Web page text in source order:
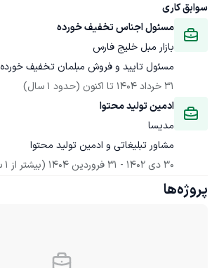
سوابق کاری
مسئول اجناس تخفیف خورده
بازار مبل خلیج فارس
مسئول تایید و فروش مبلمان تخفیف خورده
31 خرداد 1404
تا اکنون (حدود 1 سال)
ادمین تولید محتوا
مدیسا
مشاور تبلیغاتی و ادمین تولید محتوا
30 دی 1402
- 31 فروردین 1404 (بیشتر از 1 سال)
پروژه‌ها